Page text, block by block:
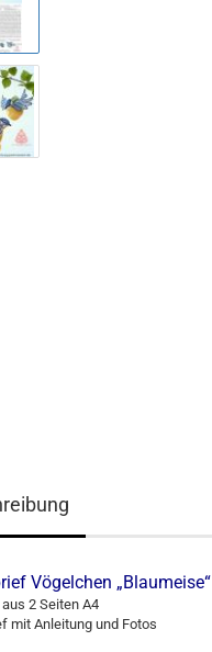
Vögelchen „Blaumeise“
2 Seiten A4
mit Anleitung und Fotos